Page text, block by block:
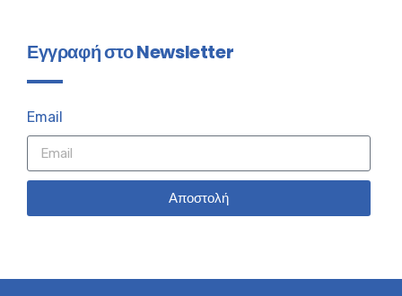
Εγγραφή στο Newsletter
Email
Αποστολή